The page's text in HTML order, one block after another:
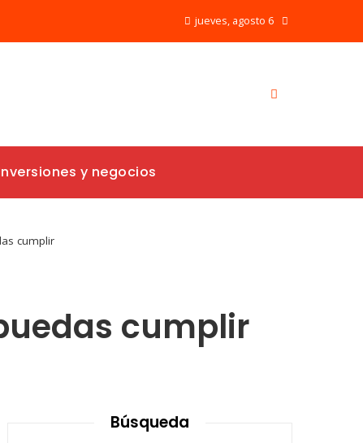
jueves, agosto 6
y negocios
cumplir
cumplir
Búsqueda